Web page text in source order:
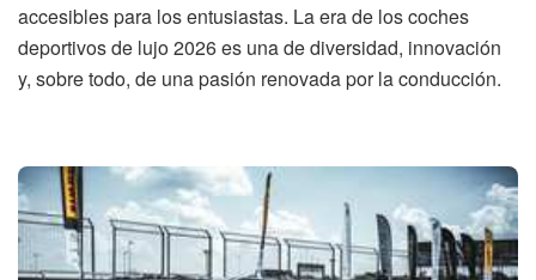
accesibles para los entusiastas. La era de los coches
deportivos de lujo 2026 es una de diversidad, innovación
y, sobre todo, de una pasión renovada por la conducción.